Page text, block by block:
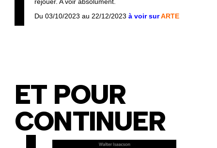
Du 03/10/2023 au 22/12/2023 à voir surARTE
ET POUR
CONTINUER